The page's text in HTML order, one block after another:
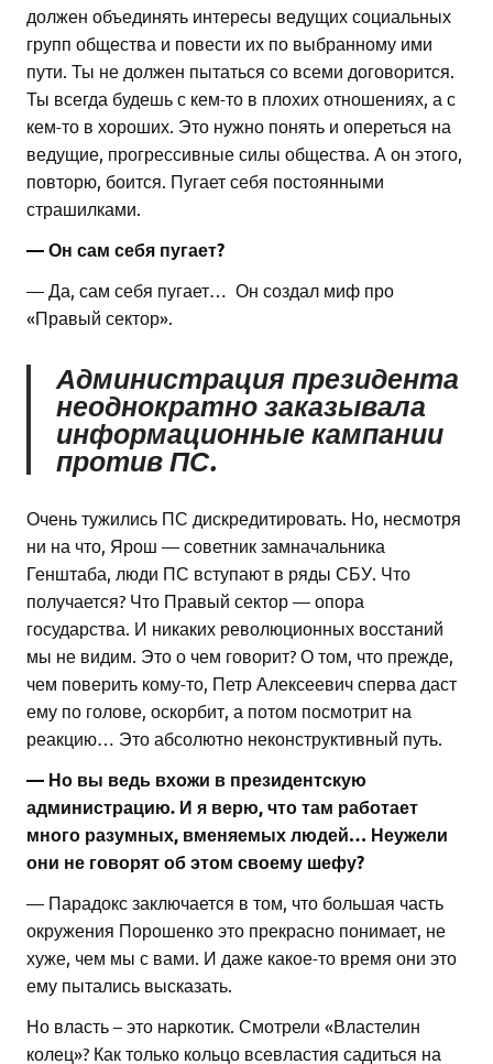
должен объединять интересы ведущих социальных
групп общества и повести их по выбранному ими
пути. Ты не должен пытаться со всеми договорится.
Ты всегда будешь с кем-то в плохих отношениях, а с
кем-то в хороших. Это нужно понять и опереться на
ведущие, прогрессивные силы общества. А он этого,
повторю, боится. Пугает себя постоянными
страшилками.
— Он сам себя пугает?
— Да, сам себя пугает… Он создал миф про
«Правый сектор».
Администрация президента
неоднократно заказывала
информационные кампании
против ПС.
Очень тужились ПС дискредитировать. Но, несмотря
ни на что, Ярош — советник замначальника
Генштаба, люди ПС вступают в ряды СБУ. Что
получается? Что Правый сектор — опора
государства. И никаких революционных восстаний
мы не видим. Это о чем говорит? О том, что прежде,
чем поверить кому-то, Петр Алексеевич сперва даст
ему по голове, оскорбит, а потом посмотрит на
реакцию… Это абсолютно неконструктивный путь.
— Но вы ведь вхожи в президентскую
администрацию. И я верю, что там работает
много разумных, вменяемых людей… Неужели
они не говорят об этом своему шефу?
— Парадокс заключается в том, что большая часть
окружения Порошенко это прекрасно понимает, не
хуже, чем мы с вами. И даже какое-то время они это
ему пытались высказать.
Но власть – это наркотик. Смотрели «Властелин
колец»? Как только кольцо всевластия садиться на